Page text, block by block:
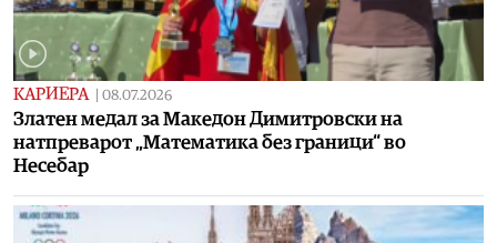
КАРИЕРА 08.07.2026
Златен медал за Македон Димитровски на
натпреварот „Математика без граници“ во
Несебар